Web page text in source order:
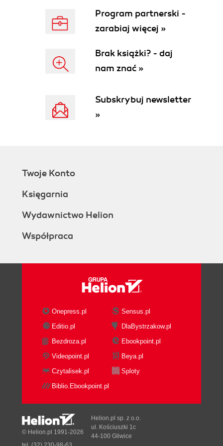
Rozdział 11. Inne usługi sieciowe (121)
Rozdział 12. Bazy danych (127)
Program partnerski -
zarabiaj więcej »
Brak książki? - daj
nam znać »
Subskrybuj newsletter
»
Twoje Konto
Księgarnia
Wydawnictwo Helion
Współpraca
Onepress.pl
Sensus.pl
Editio.pl
DlaBystrzakow.pl
Bezdroza.pl
Ebookpoint.pl
Videopoint.pl
Beya.pl
Czytalisek.pl
Sploty
Biblio.Ebookpoint.pl
© Helion.pl 1991-2026
Helion.pl sp. z o.o.
ul. Kościuszki 1c
44-100 Gliwice